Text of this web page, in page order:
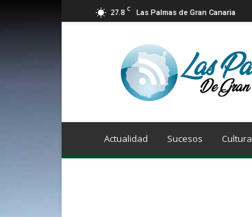
27.8 C Las Palmas de Gran Canaria
Las
Palmas
de
Canaria
Actualidad Sucesos Cultura